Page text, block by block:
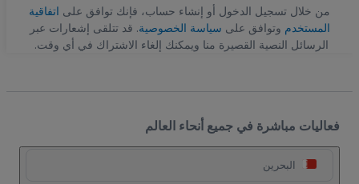
من خلال تسجيل الدخول أو إنشاء حساب، فإنك توافق على اتفاقية
المستخدم وتوافق على سياسة الخصوصية. قد تتلقى إشعارات عبر
الرسائل النصية القصيرة منا ويمكنك إلغاء الاشتراك في أي وقت.
فعاليات مباشرة في جميع أنحاء العالم
البحرين